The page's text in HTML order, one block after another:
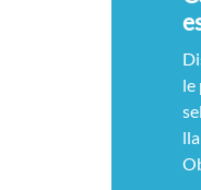
le